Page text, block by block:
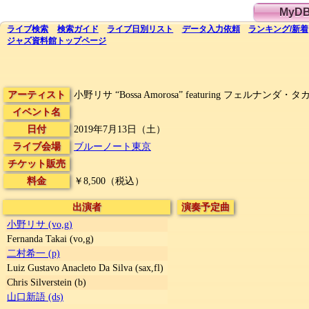
ライブ検索 検索ガイド ライブ日別 リスト データ入力依頼 ランキング/新着
ジャズ資料館 トップページ
アーティスト
小野リサ “Bossa Amorosa” featuring フェルナンダ・タ
イベント名
日付
2019年7月13日（土）
ライブ会場
ブルーノート東京
チケット販売
料金
￥8,500（税込）
出演者
小野リサ (vo,g)
Fernanda Takai (vo,g)
二村希一 (p)
Luiz Gustavo Anacleto Da Silva (sax,fl)
Chris Silverstein (b)
山口新語 (ds)
演奏予定曲